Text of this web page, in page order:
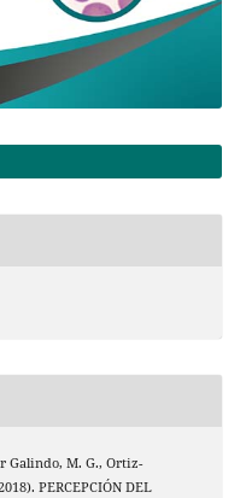
Galindo, M. G., Ortiz-
PERCEPCIÓN DEL